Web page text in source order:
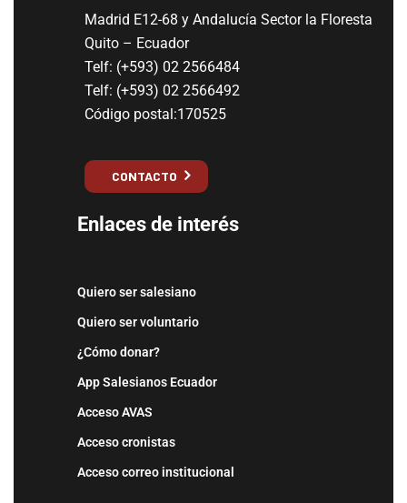
Madrid E12-68 y Andalucía Sector la Floresta
Quito – Ecuador
Telf: (+593) 02 2566484
Telf: (+593) 02 2566492
Código postal:170525
CONTACTO
Enlaces de interés
Quiero ser salesiano
Quiero ser voluntario
¿Cómo donar?
App Salesianos Ecuador
Acceso AVAS
Acceso cronistas
Acceso correo institucional